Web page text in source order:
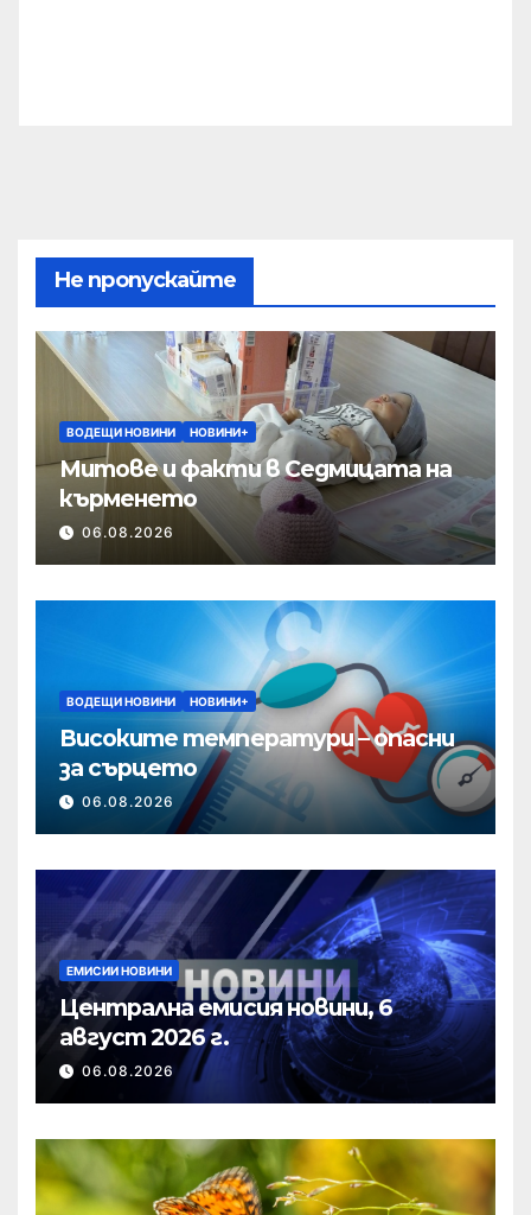
Не пропускайте
ВОДЕЩИ НОВИНИ НОВИНИ+
Митове и факти в Седмицата на
кърменето
06.08.2026
ВОДЕЩИ НОВИНИ НОВИНИ+
Високите температури – опасни
за сърцето
06.08.2026
ЕМИСИИ НОВИНИ
Централна емисия новини, 6
август 2026 г.
06.08.2026